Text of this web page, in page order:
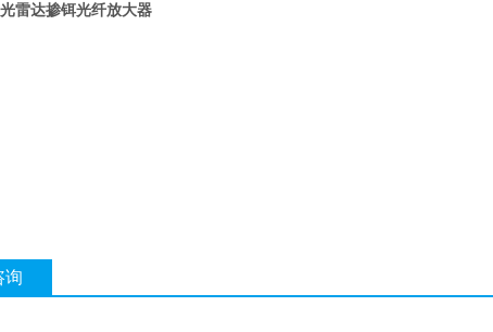
雷达掺铒光纤放大器
询